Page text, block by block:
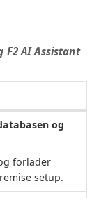
AI Assistant
og
forlader
setup.